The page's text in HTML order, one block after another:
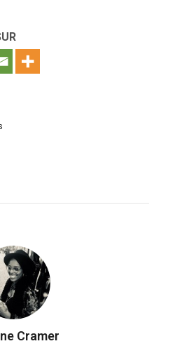
Cramer